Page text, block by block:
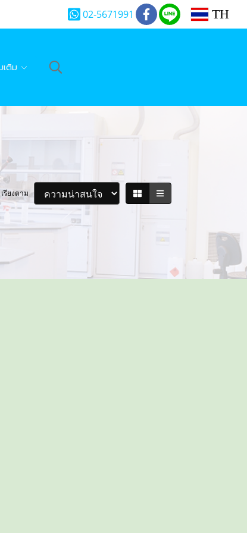
02-5671991 TH
เติม
เรียงตาม